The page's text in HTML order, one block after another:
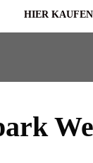
HIER KAUFEN